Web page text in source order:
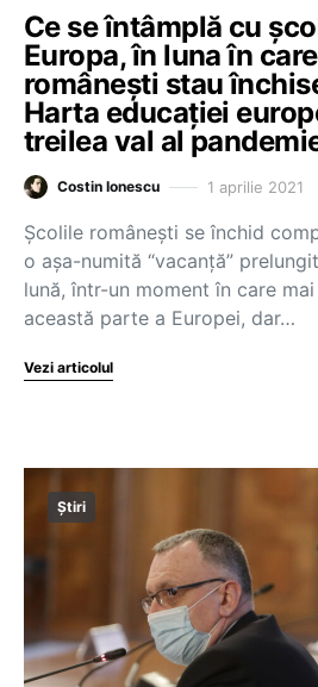
Ce se întâmplă cu
Europa, în luna în
românești stau
Harta educației
treilea val al
Costin Ionescu 1 aprilie 2021
Școlile românești se închid
o așa-numită “vacanță”
lună, într-un moment în care
această parte a Europei, dar…
Vezi articolul
Știri